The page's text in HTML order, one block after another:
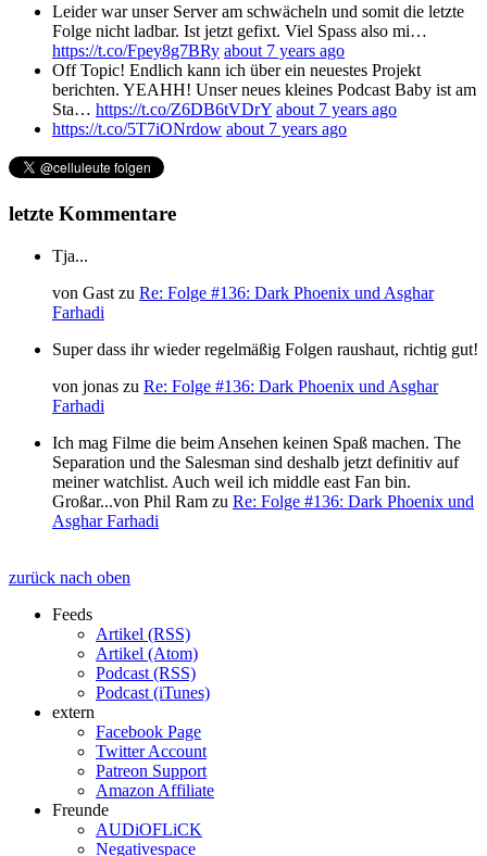
Leider war unser Server am schwächeln und somit die letzte
Folge nicht ladbar. Ist jetzt gefixt. Viel Spass also mi…
https://t.co/Fpey8g7BRy about 7 years ago
Off Topic! Endlich kann ich über ein neuestes Projekt
berichten. YEAHH! Unser neues kleines Podcast Baby ist am
Sta… https://t.co/Z6DB6tVDrY about 7 years ago
https://t.co/5T7iONrdow about 7 years ago
letzte Kommentare
Tja...
von Gast zu Re: Folge #136: Dark Phoenix und Asghar
Farhadi
Super dass ihr wieder regelmäßig Folgen raushaut, richtig gut!
von jonas zu Re: Folge #136: Dark Phoenix und Asghar
Farhadi
Ich mag Filme die beim Ansehen keinen Spaß machen. The
Separation und the Salesman sind deshalb jetzt definitiv auf
meiner watchlist. Auch weil ich middle east Fan bin.
Großar...von Phil Ram zu Re: Folge #136: Dark Phoenix und
Asghar Farhadi
zurück nach oben
Feeds
Artikel (RSS)
Artikel (Atom)
Podcast (RSS)
Podcast (iTunes)
extern
Facebook Page
Twitter Account
Patreon Support
Amazon Affiliate
Freunde
AUDiOFLiCK
Negativespace